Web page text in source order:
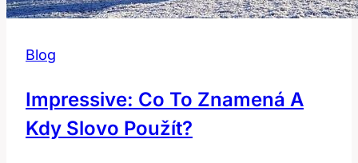
Blog
Impressive: Co To Znamená A
Kdy Slovo Použít?